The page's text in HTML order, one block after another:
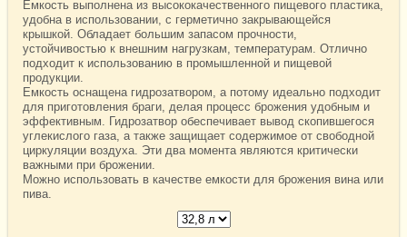
Емкость выполнена из высококачественного пищевого пластика,
удобна в использовании, с герметично закрывающейся
крышкой. Обладает большим запасом прочности,
устойчивостью к внешним нагрузкам, температурам. Отлично
подходит к использованию в промышленной и пищевой
продукции.
Емкость оснащена гидрозатвором, а потому идеально подходит
для приготовления браги, делая процесс брожения удобным и
эффективным. Гидрозатвор обеспечивает вывод скопившегося
углекислого газа, а также защищает содержимое от свободной
циркуляции воздуха. Эти два момента являются критически
важными при брожении.
Можно использовать в качестве емкости для брожения вина или
пива.